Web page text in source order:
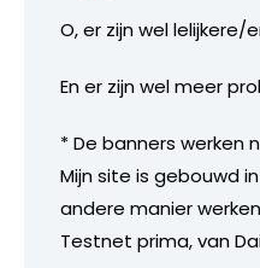
O, er zijn wel lelijkere/
En er zijn wel meer
* De banners werken
Mijn site is gebouwd
andere manier
Testnet prima, van